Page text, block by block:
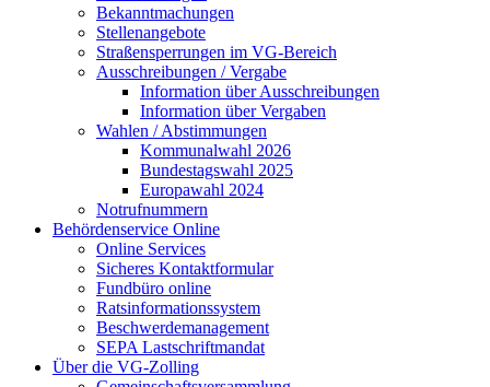
Bekanntmachungen
Stellenangebote
Straßensperrungen im VG-Bereich
Ausschreibungen / Vergabe
Information über Ausschreibungen
Information über Vergaben
Wahlen / Abstimmungen
Kommunalwahl 2026
Bundestagswahl 2025
Europawahl 2024
Notrufnummern
Behördenservice Online
Online Services
Sicheres Kontaktformular
Fundbüro online
Ratsinformationssystem
Beschwerdemanagement
SEPA Lastschriftmandat
Über die VG-Zolling